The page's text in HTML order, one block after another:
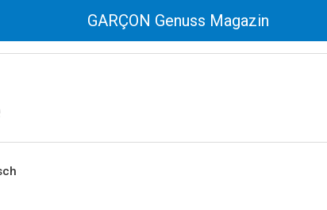
GARÇON Genuss Magazin